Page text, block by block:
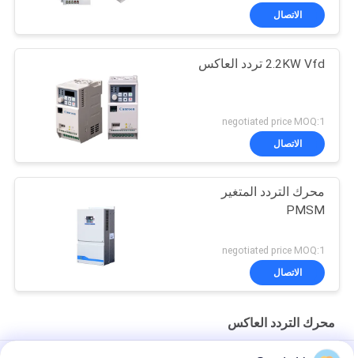
الاتصال
2.2KW Vfd تردد العاكس
negotiated price MOQ:1
الاتصال
محرك التردد المتغير
PMSM
negotiated price MOQ:1
الاتصال
محرك التردد العاكس